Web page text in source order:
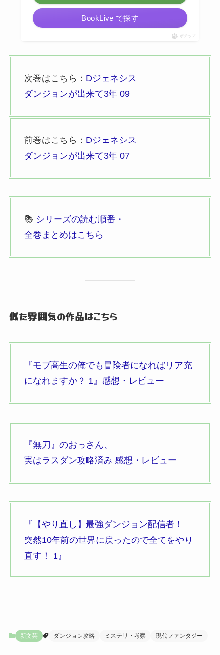
BookLive で探す
ポチップ
次巻はこちら： Dジェネシス
ダンジョンが出来て3年 09
前巻はこちら： Dジェネシス
ダンジョンが出来て3年 07
📚 シリーズの読む順番・
全巻まとめはこちら
似た雰囲気の作品はこちら
『モブ高生の俺でも冒険者になればリア充
になれますか？ 1』 感想・レビュー
『無刀』 のおっさん、
実はラスダン攻略済み 感想・レビュー
『【やり直し】最強ダンジョン配信者！
突然10年前の世界に戻ったので全てをやり
直す！
1』
新文芸 ダンジョン攻略 ミステリ・考察 現代ファンタジー